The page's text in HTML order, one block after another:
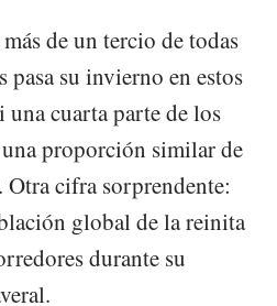
de un tercio de todas
pasa su invierno en estos
una cuarta parte de los
proporción similar de
cifra sorprendente:
global de la reinita
durante su